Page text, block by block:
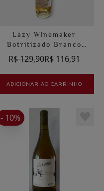
Lazy Winemaker
Botritizado Branco
Sauvignon Blanc
Echeverria Natural
375ml
R$ 129,90R$ 116,91
ADICIONAR AO CARRINHO
- 10%